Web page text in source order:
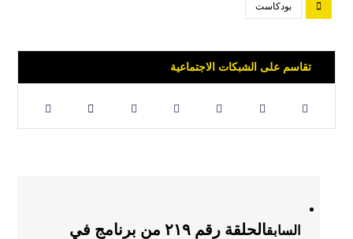
بودكاست
السابق
الحلقة رقم ٢١٩ من برنامج في